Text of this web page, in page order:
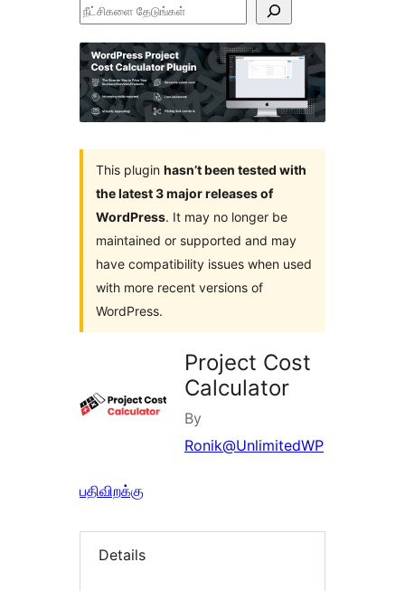
நீட்சிகளை
This plugin hasn’t been tested with
the latest 3 major releases of
WordPress. It may no longer be
maintained or supported and may
have compatibility issues when used
with more recent versions of
WordPress.
Project Cost
Calculator
By
Ronik@UnlimitedWP
பதிவிறக்கு
Details